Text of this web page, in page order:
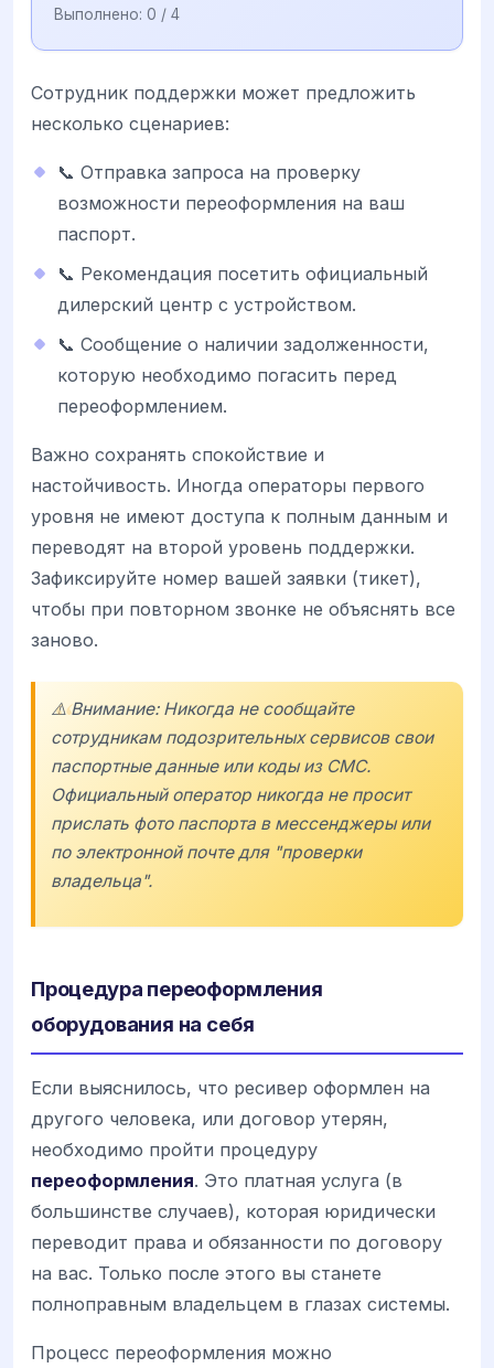
Выполнено: 0 / 4
Сотрудник поддержки может предложить
несколько сценариев:
📞 Отправка запроса на проверку
возможности переоформления на ваш
паспорт.
📞 Рекомендация посетить официальный
дилерский центр с устройством.
📞 Сообщение о наличии задолженности,
которую необходимо погасить перед
переоформлением.
Важно сохранять спокойствие и
настойчивость. Иногда операторы первого
уровня не имеют доступа к полным данным и
переводят на второй уровень поддержки.
Зафиксируйте номер вашей заявки (тикет),
чтобы при повторном звонке не объяснять все
заново.
⚠️ Внимание: Никогда не сообщайте
сотрудникам подозрительных сервисов свои
паспортные данные или коды из СМС.
Официальный оператор никогда не просит
прислать фото паспорта в мессенджеры или
по электронной почте для "проверки
владельца".
Процедура переоформления
оборудования на себя
Если выяснилось, что ресивер оформлен на
другого человека, или договор утерян,
необходимо пройти процедуру
переоформления. Это платная услуга (в
большинстве случаев), которая юридически
переводит права и обязанности по договору
на вас. Только после этого вы станете
полноправным владельцем в глазах системы.
Процесс переоформления можно